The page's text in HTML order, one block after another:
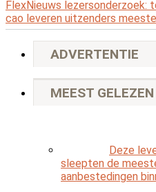
FlexNieuws lezersonderzoek:
cao leveren uitzenders
ADVERTENTIE
MEEST GELEZEN
Deze
sleepten de
aanbestedingen